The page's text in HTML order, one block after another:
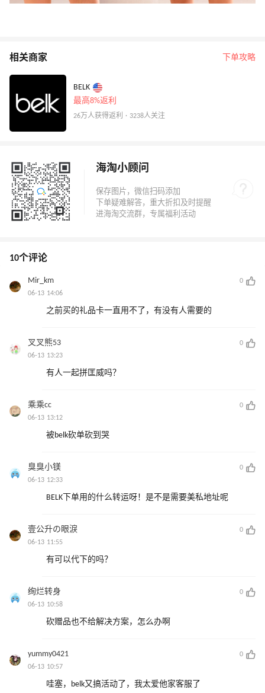
相关商家 下单攻略
BELK
最高8%返利
26万人获得返利 · 3238人关注
海淘小顾问
10个评论
Mir_km
0
06-13 14:06
之前买的礼品卡一直用不了，有没有人需要的
叉叉熊53
0
06-13 13:23
有人一起拼匡威吗？
乘乘cc
0
06-13 13:12
被belk砍单砍到哭
臭臭小镁
0
06-13 12:33
BELK下单用的什么转运呀！是不是需要美私地址呢
壹公升の眼淚
0
06-13 11:55
有可以代下的吗？
绚烂转身
0
06-13 10:58
砍赠品也不给解决方案，怎么办啊
yummy0421
0
06-13 10:57
哇塞，belk又搞活动了，我太爱他家客服了